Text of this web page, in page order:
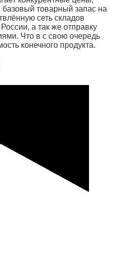
товарный запас на
сеть складов
а так же отправку
Что в с свою очередь
конечного продукта.